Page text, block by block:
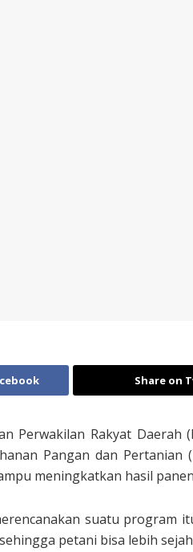
Share on
Perwakilan Rakyat Daerah
Pangan dan Pertanian
meningkatkan hasil
suatu program
petani bisa lebih